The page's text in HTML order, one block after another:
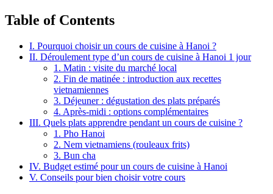
Table of Contents
I. Pourquoi choisir un cours de cuisine à Hanoi ?
II. Déroulement type d’un cours de cuisine à Hanoi 1 jour
1. Matin : visite du marché local
2. Fin de matinée : introduction aux recettes
vietnamiennes
3. Déjeuner : dégustation des plats préparés
4. Après-midi : options complémentaires
III. Quels plats apprendre pendant un cours de cuisine ?
1. Pho Hanoi
2. Nem vietnamiens (rouleaux frits)
3. Bun cha
IV. Budget estimé pour un cours de cuisine à Hanoi
V. Conseils pour bien choisir votre cours